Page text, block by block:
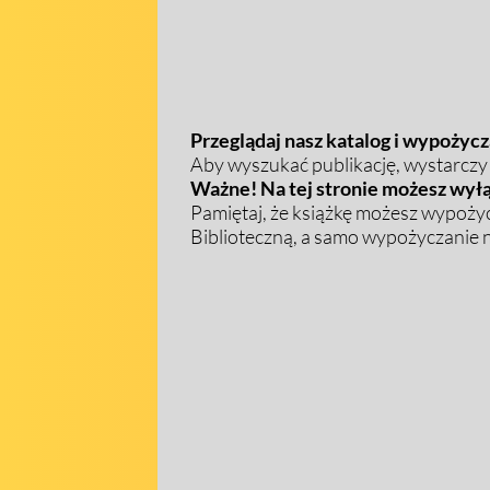
Przeglądaj nasz katalog i
Aby wyszukać publikację,
Ważne! Na tej stronie możesz
Pamiętaj, że książkę możesz
Biblioteczną, a samo wypożyczanie